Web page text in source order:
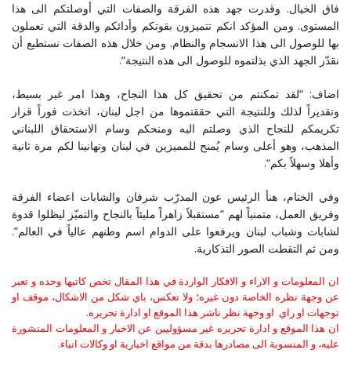
فاق الخيال. وقدرت جهد هذه الفرقة والصفات التي أوصلتكم الى هذا
المستوى. ومن المؤكد انكم تتميزون بقوتكم وأدائكم والدقة التي تعملون
بها للوصول الى هذا الانسجام والنظام. ومن خلال هذه الصفات نستطيع أن
نقدّر الجهد الذي بذلتموه للوصول الى هذه النتيجة“
.
اضاف: “لقد تمكنتم من تحقيق كل هذا النجاح، وهذا امر غير بسيط،
وتقديراً لذلك وللنتيجة التي حققتموها من اجل لبنان، اتخذت فوراً قرار
تكريمكم للنجاح الذي وصلتم اليه ومنحكم وسام الاستحقاق اللبناني
المذهب، وهو أعلى وسام يُمنح للمميزين في لبنان وتهانينا لكم مرة ثانية
وأهلا وسهلاً بكم“
.
وفي الختام، هنأ الرئيس عون المدرّب شرفان والشابات اعضاء الفرقة
وفريق العمل، متمنياً لهم “مستقبلاً زاهراً مليئاً بالنجاح والتميّز ليظلوا قدوة
لشابات وشباب لبنان ويرفعوا على الدوام اسم وطنهم عالياً في العالم”.
ومن ثم التقطت الصور التذكارية.
ان المعلومات و الاراء و الافكار الواردة في هذا المقال تخص كاتبها وحده و تعبر
عن وجهة نظره الخاصة دون غيره؛ ولا تعكس، باي شكل من الاشكال، موقف او
توجهات او راي او وجهة نظر ناشر هذا الموقع او ادارة تحريره.
ان هذا الموقع و ادارة تحريره غير مسؤوليين عن الاخبار و المعلومات المنشورة
عليه، و المنسوبة الى مصادرها بدقة من مواقع اخبارية او وكالات انباء.